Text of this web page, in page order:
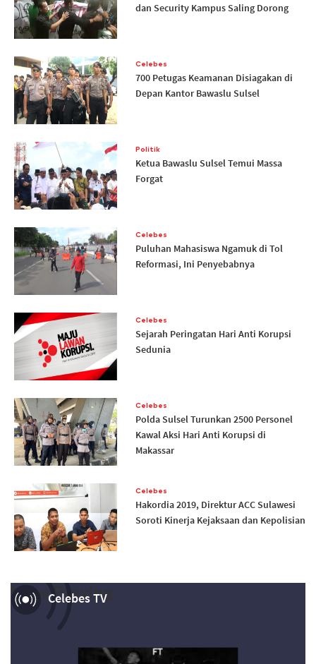
dan Security Kampus Saling Dorong
Celebes
700 Petugas Keamanan Disiagakan di
Depan Kantor Bawaslu Sulsel
Politik
Ketua Bawaslu Sulsel Temui Massa
Forgat
Celebes
Puluhan Mahasiswa Ngamuk di Tol
Reformasi, Ini Penyebabnya
Celebes
Sejarah Peringatan Hari Anti Korupsi
Sedunia
Celebes
Polda Sulsel Turunkan 2500 Personel
Kawal Aksi Hari Anti Korupsi di
Makassar
Celebes
Hakordia 2019, Direktur ACC Sulawesi
Soroti Kinerja Kejaksaan dan Kepolisian
Celebes TV
Now Playing